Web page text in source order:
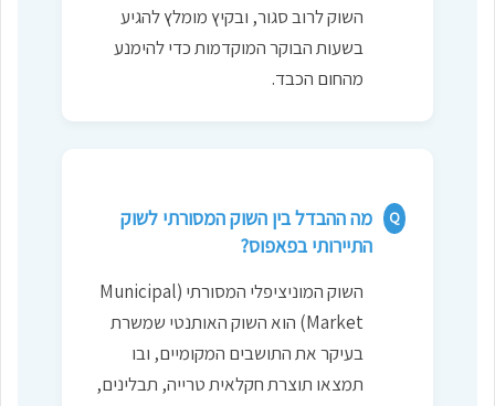
השוק לרוב סגור, ובקיץ מומלץ להגיע
בשעות הבוקר המוקדמות כדי להימנע
מהחום הכבד.
Q
מה ההבדל בין השוק המסורתי לשוק
התיירותי בפאפוס?
השוק המוניציפלי המסורתי (Municipal
Market) הוא השוק האותנטי שמשרת
בעיקר את התושבים המקומיים, ובו
תמצאו תוצרת חקלאית טרייה, תבלינים,